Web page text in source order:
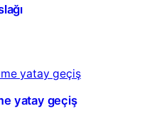
yatay geçiş